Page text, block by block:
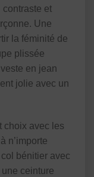
et
Une
la féminité de
plissée
en jean
jolie avec un
choix avec les
n’importe
bénitier avec
ceinture